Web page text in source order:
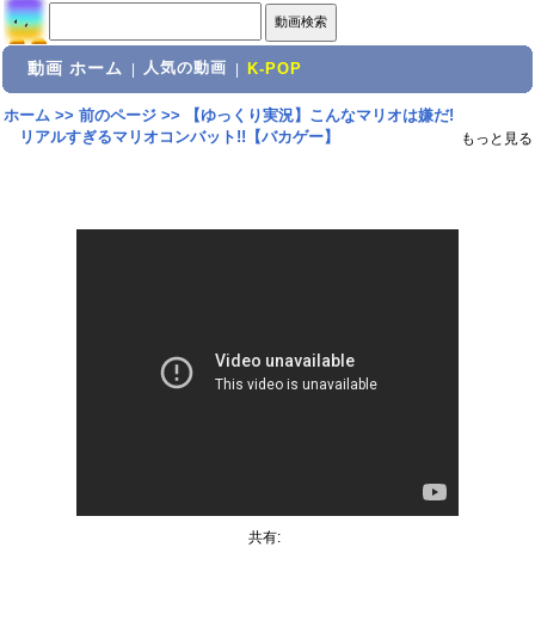
動画 ホーム 人気の動画 K-POP
ホーム>> 前のページ>>
【ゆっくり実況】こんなマリオは嫌だ!
リアルすぎるマリオコンバット!!【バカゲー】
もっと見る
共有: